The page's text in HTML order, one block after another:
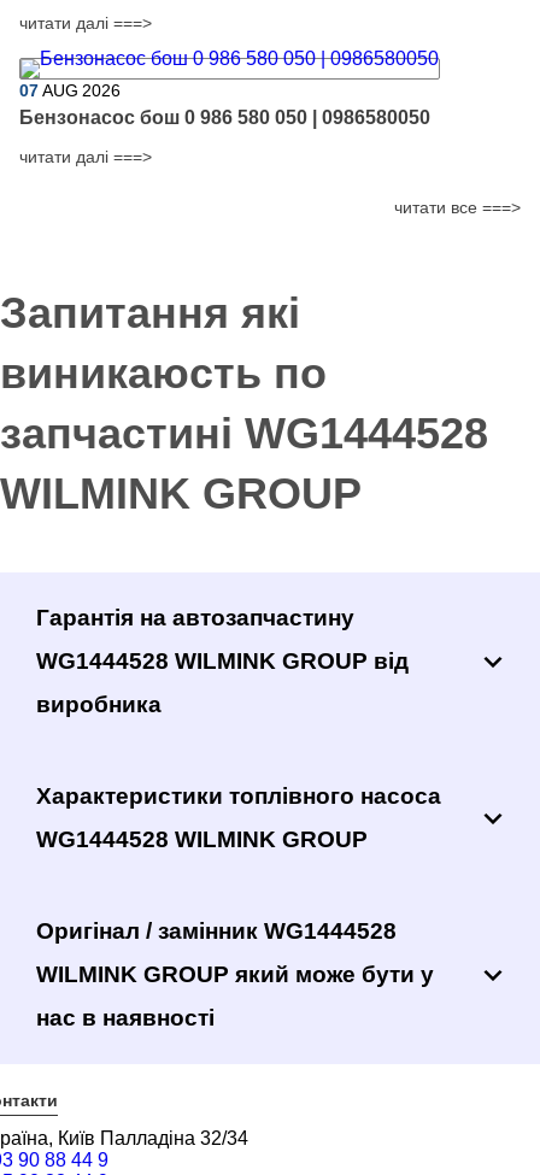
читати далі ===>
07AUG 2026
Бензонасос бош 0 986 580 050 | 0986580050
читати далі ===>
читати все ===>
Запитання які
виникаюсть по
запчастині WG1444528
WILMINK GROUP
Гарантія на автозапчастину
WG1444528 WILMINK GROUP від
виробника
Характеристики топлівного насоса
WG1444528 WILMINK GROUP
Оригінал / замінник WG1444528
WILMINK GROUP який може бути у
нас в наявності
Київ Палладіна 32/34
90 88 44 9